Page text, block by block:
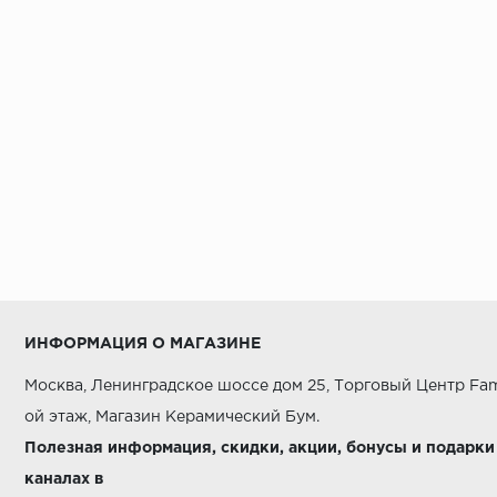
LAPARET
Louis Valentino
ИНФОРМАЦИЯ О МАГАЗИНЕ
Москва, Ленинградское шоссе дом 25, Торговый Центр
ой этаж, Магазин Керамический Бум.
Полезная информация, скидки, акции, бонусы и
каналах в